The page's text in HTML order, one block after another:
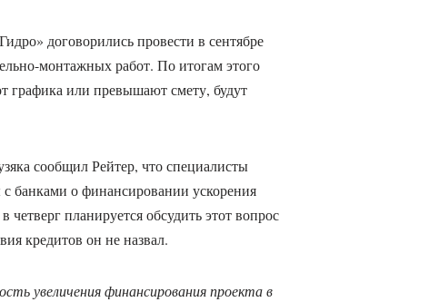
договорились провести в сентябре
монтажных работ. По итогам этого
графика или превышают смету, будут
сообщил Рейтер, что специалисты
банками о финансировании ускорения
планируется обсудить этот вопрос
кредитов он не назвал.
увеличения финансирования проекта в